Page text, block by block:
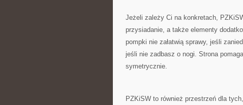
Jeżeli zależy Ci na konkretach,
przysiadanie, a także elementy
pompki nie załatwią sprawy, jeśli
jeśli nie zadbasz o nogi. Strona
symetrycznie.
PZKiSW to również przestrzeń dla